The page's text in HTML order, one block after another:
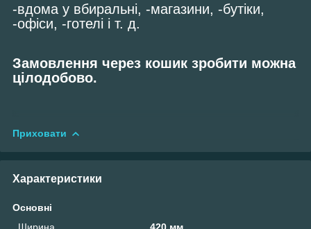
-вдома у вбиральні, -магазини, -бутіки,
-офіси, -готелі і т. д.
Замовлення через кошик зробити можна
цілодобово.
Приховати
Характеристики
Основні
Ширина
420 мм